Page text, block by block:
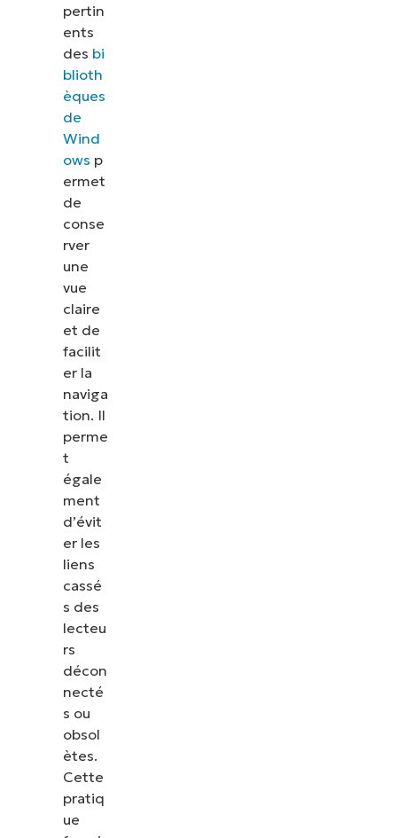
pertin
ents
des bi
blioth
èques
de
Wind
ows p
ermet
de
conse
rver
une
vue
claire
et de
facilit
er la
naviga
tion. Il
perme
t
égale
ment
d’évit
er les
liens
cassé
s des
lecteu
rs
décon
necté
s ou
obsol
ètes.
Cette
pratiq
ue